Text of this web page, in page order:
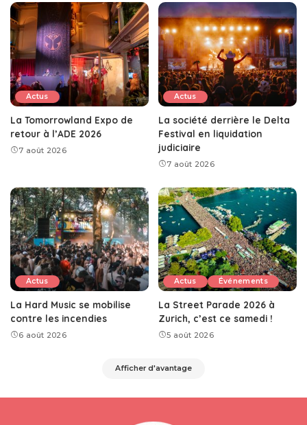
Actus
La Tomorrowland Expo de
retour à l’ADE 2026
7 août 2026
Actus
La société derrière le Delta
Festival en liquidation
judiciaire
7 août 2026
Actus
La Hard Music se mobilise
contre les incendies
6 août 2026
Actus Événements
La Street Parade 2026 à
Zurich, c’est ce samedi !
5 août 2026
Afficher d'avantage